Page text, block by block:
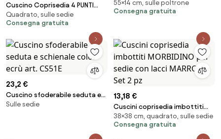
Cuscino Coprisedia 4 PUNTI
imbottito con laccetti
COUNTRY giallo 4 PEZZI
Quadrato, sulle sedie
Consegna gratuita
poltrona relax sdraio o
dondolo - Verde Luk
55×14 cm, sulle poltrone
Consegna gratuita
23,2 €
Cuscino sfoderabile seduta e
schienale color ecrù art. CS51E
Sulle sedie
13,18 €
Cuscini coprisedia imbottiti
MORBIDINO per sedie con lacci
MARRONE Set 2 pz
38×38 cm, quadrato, sulle sedie
Consegna gratuita